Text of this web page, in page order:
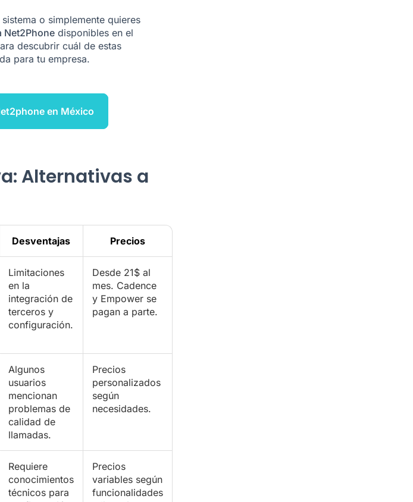
o simplemente quieres
Net2Phonedisponibles en el
descubrir cuál de estas
para tu empresa.
en México
Alternativas a
Desventajas Precios
Limitaciones
en la
integración de
terceros y
configuración.
Desde 21$ al
mes. Cadence
y Empower se
pagan a parte.
Algunos
usuarios
mencionan
problemas de
calidad de
llamadas.
Precios
personalizados
según
necesidades.
Requiere
conocimientos
técnicos para
Precios
variables según
funcionalidades